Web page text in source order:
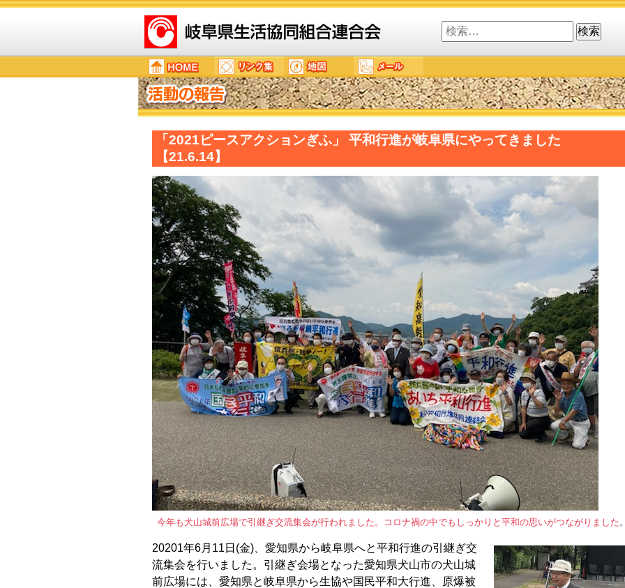
検
索:
「2021ピースアクションぎふ」 平和行進が岐阜県にやってきました
【21.6.14】
今年も犬山城前広場で引継ぎ交流集会が行われました。コロナ禍の中でもしっかりと平和の思いがつながりました
20201年6月11日(金)、愛知県から岐阜県へと平和行進の引継ぎ交
流集会を行いました。引継ぎ会場となった愛知県犬山市の犬山城
前広場には、愛知県と岐阜県から生協や国民平和大行進、原爆被